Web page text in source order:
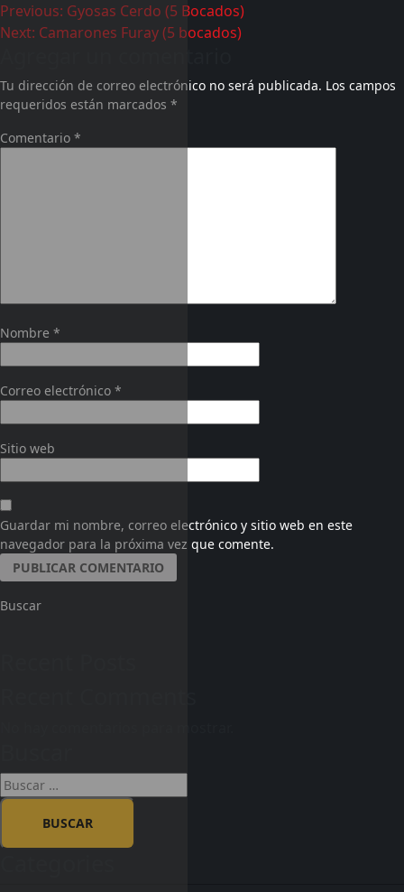
Previous: Gyosas Cerdo (5 Bocados)
Next: Camarones Furay (5 bocados)
Tu dirección de correo electrónico no será publicada. Los campos
requeridos están marcados *
Comentario *
Nombre *
Correo electrónico *
Sitio web
Guardar mi nombre, correo electrónico y sitio web en este
navegador para la próxima vez que comente.
Buscar